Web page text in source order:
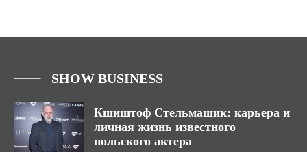
SHOW BUSINESS
Кшиштоф Стельмашик: карьера и
личная жизнь известного
польского актера